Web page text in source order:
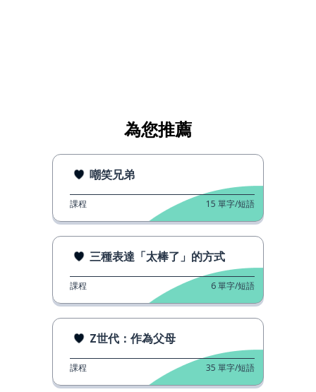
為您推薦
嘲笑兄弟
課程 15 單字/短語
三種表達「太棒了」的方式
課程 6單字/短語
Z世代：作為父母
課程 35 單字/短語